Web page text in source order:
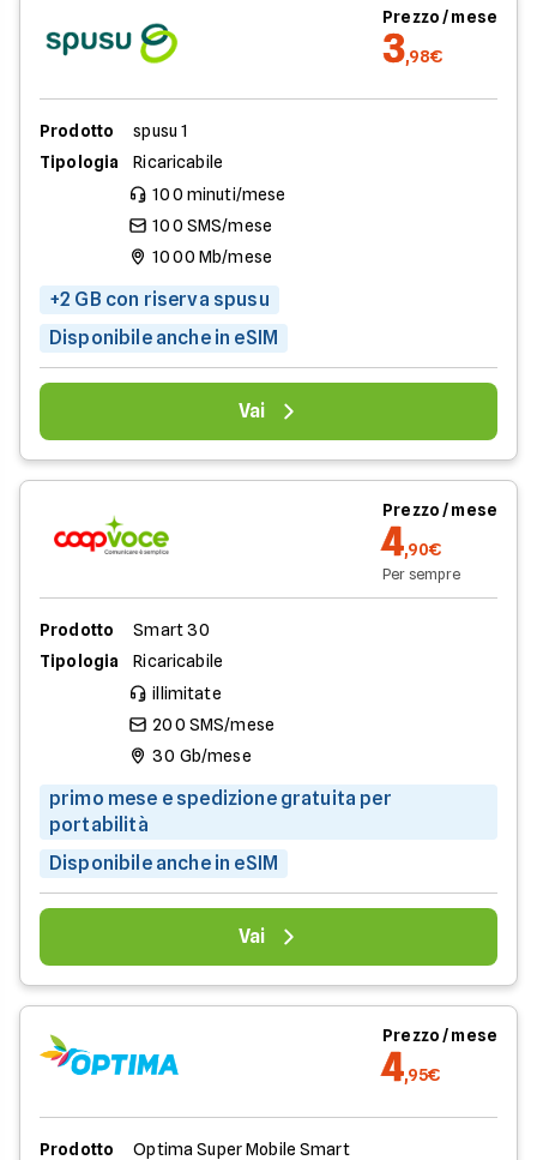
Prezzo / mese
3,98€
Prodotto
spusu 1
Tipologia
Ricaricabile
100 minuti/mese
100 SMS/mese
1000 Mb/mese
+2 GB con riserva spusu
Disponibile anche in eSIM
Vai
Prezzo / mese
4,90€
Per sempre
Prodotto
Smart 30
Tipologia
Ricaricabile
illimitate
200 SMS/mese
30 Gb/mese
primo mese e spedizione gratuita per
portabilità
Disponibile anche in eSIM
Vai
Prezzo / mese
4,95€
Prodotto
Optima Super Mobile Smart